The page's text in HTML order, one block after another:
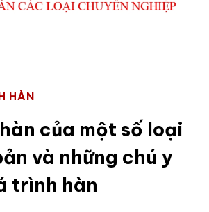
HÀN
của một số loại
và những chú y
trình hàn